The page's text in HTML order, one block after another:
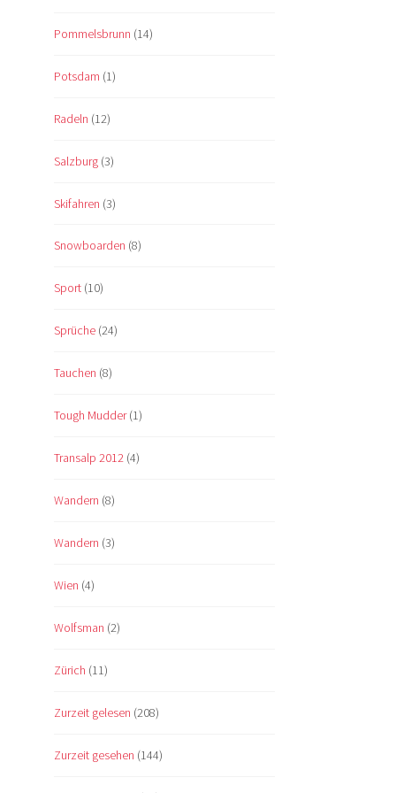
Pommelsbrunn (14)
Potsdam (1)
Radeln (12)
Salzburg (3)
Skifahren (3)
Snowboarden (8)
Sport (10)
Sprüche (24)
Tauchen (8)
Tough Mudder(1)
Transalp 2012 (4)
Wandern (8)
Wandern (3)
Wien (4)
Wolfsman (2)
Zürich (11)
Zurzeit gelesen (208)
Zurzeit gesehen (144)